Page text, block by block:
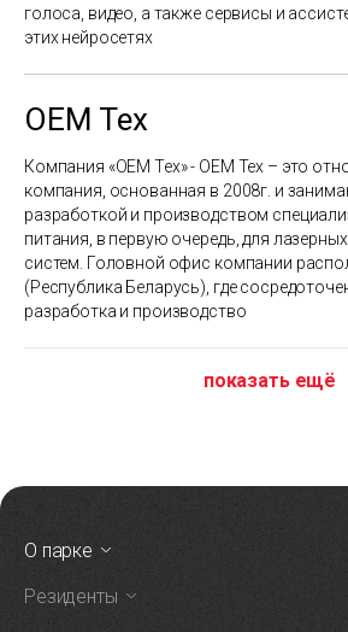
голоса, видео, а также сервисы и
этих нейросетях
ОЕМ Тех
Компания «ОЕМ Тех» - ОЕМ Тех – это
компания, основанная в 2008г. и
разработкой и производством
питания, в первую очередь, для
систем. Головной офис компании
(Республика Беларусь), где
разработка и производство
показать ещё
О парке
Резиденты